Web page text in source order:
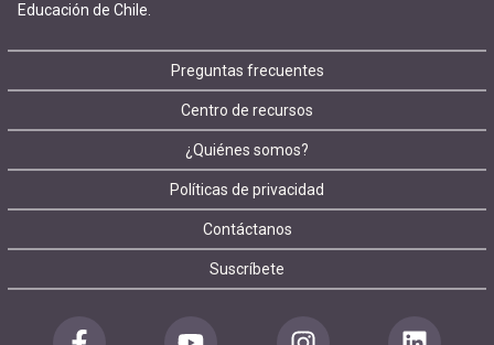
Educación de Chile.
Footer
menu
Preguntas frecuentes
Centro de recursos
¿Quiénes somos?
Políticas de privacidad
Contáctanos
Suscríbete